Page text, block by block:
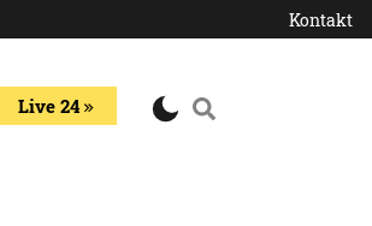
Kontakt
Live 24